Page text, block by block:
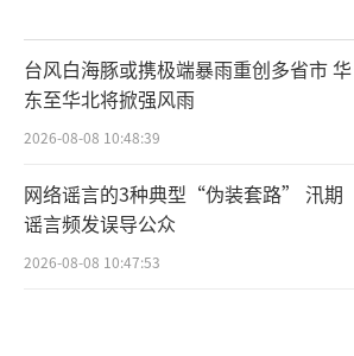
台风白海豚或携极端暴雨重创多省市 华
东至华北将掀强风雨
2026-08-08 10:48:39
网络谣言的3种典型“伪装套路” 汛期
谣言频发误导公众
2026-08-08 10:47:53